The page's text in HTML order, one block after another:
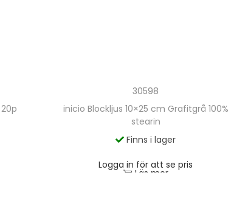
30598
inicio Blockljus 10×25 cm Grafitgrå 100%
stearin
Finns i lager
Logga in för att se pris
Läs mer